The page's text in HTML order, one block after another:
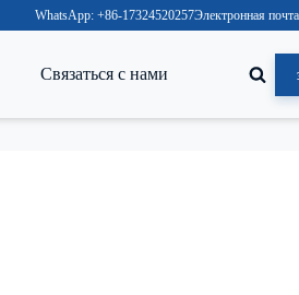
WhatsApp: +86-17324520257Электронная
Связаться с нами